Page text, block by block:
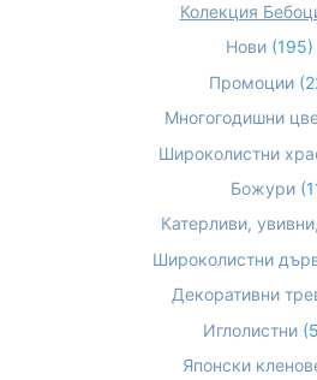
Колекция
Нови (195)
Промоции
Многогодишни
Широколистни
Божури
Катерливи,
Широколистни
Декоративни
Иглолистни
Японски